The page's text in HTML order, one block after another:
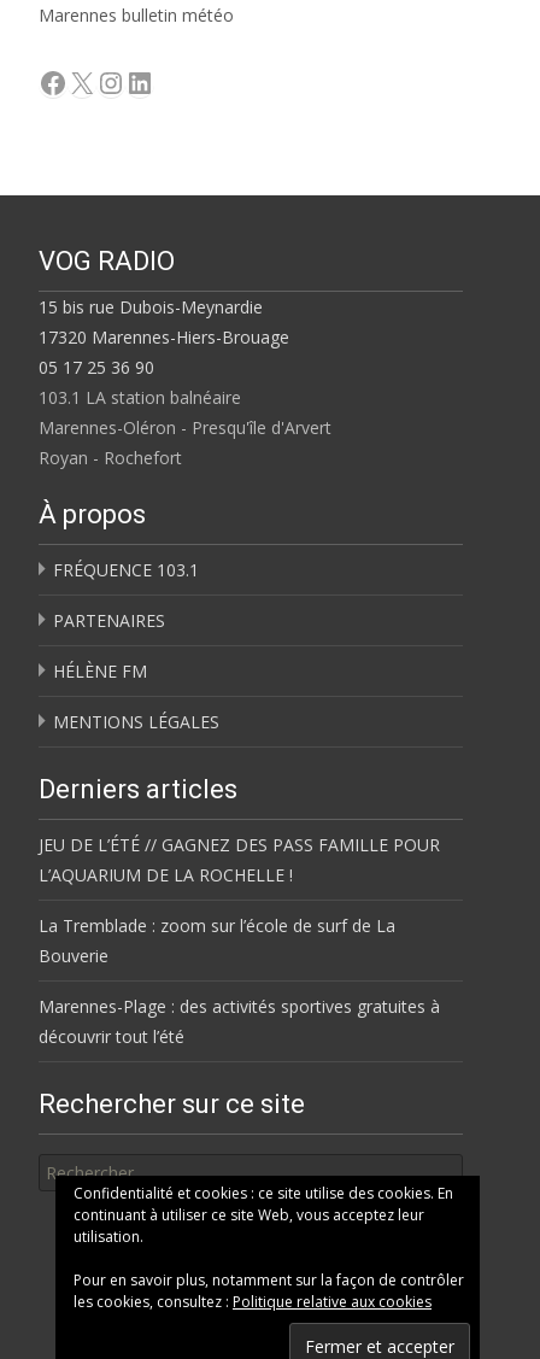
Marennes bulletin météo
Facebook
X Instagram
LinkedIn
VOG RADIO
15 bis rue Dubois-Meynardie
17320 Marennes-Hiers-Brouage
05 17 25 36 90
103.1 LA station balnéaire
Marennes-Oléron - Presqu'île d'Arvert
Royan - Rochefort
À propos
FRÉQUENCE 103.1
PARTENAIRES
HÉLÈNE FM
MENTIONS LÉGALES
Derniers articles
JEU DE L’ÉTÉ // GAGNEZ DES PASS FAMILLE POUR
L’AQUARIUM DE LA ROCHELLE !
La Tremblade : zoom sur l’école de surf de La
Bouverie
Marennes-Plage : des activités sportives gratuites à
découvrir tout l’été
Rechercher sur ce site
Confidentialité et cookies : ce site utilise des cookies. En
continuant à utiliser ce site Web, vous acceptez leur
utilisation.
Pour en savoir plus, notamment sur la façon de contrôler
les cookies, consultez : Politique relative aux cookies